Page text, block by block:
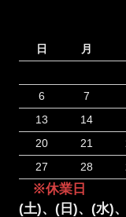
日 月
6
7
13
14
20
21
27
28
※休業日
(土)、(日)、(水)